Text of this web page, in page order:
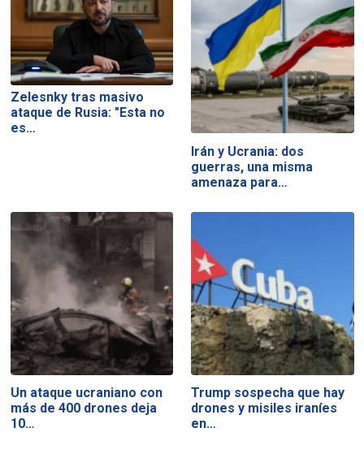
Zelesnky tras masivo
ataque de Rusia: "Esta no
es…
Irán y Ucrania: dos
guerras, una misma
amenaza para…
Un ataque ucraniano con
más de 400 drones deja
10…
Trump sospecha que hay
drones y misiles iraníes
en…